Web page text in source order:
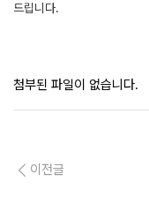
드립니다.
첨부된 파일이 없습니다.
이전글